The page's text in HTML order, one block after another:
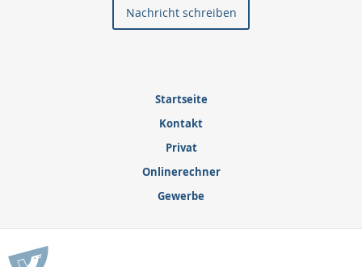
Nachricht schreiben
Startseite
Kontakt
Privat
Onlinerechner
Gewerbe